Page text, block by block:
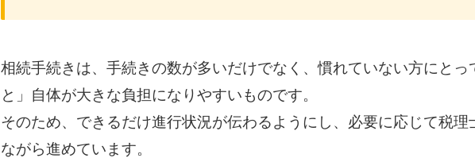
相続手続きは、手続きの数が多いだけでなく、慣れていない方にとっ
と」自体が大きな負担になりやすいものです。
そのため、できるだけ進行状況が伝わるようにし、必要に応じて税理
ながら進めています。